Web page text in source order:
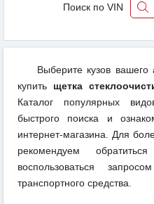
Поиск по VIN
Выберите кузов
купить щетка
Каталог популярных
быстрого поиска и
интернет-магазина. Для
рекомендуем
воспользоваться
транспортного средства.